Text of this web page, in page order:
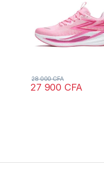
27 900 CFA
28 000CFA